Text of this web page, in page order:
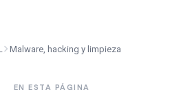
Malware, hacking y limpieza
EN ESTA PÁGINA